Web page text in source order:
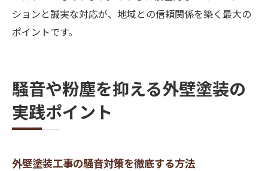
ションと誠実な対応が、地域との信頼関係を築く最大の
ポイントです。
騒音や粉塵を抑える外壁塗装の
実践ポイント
外壁塗装工事の騒音対策を徹底する方法